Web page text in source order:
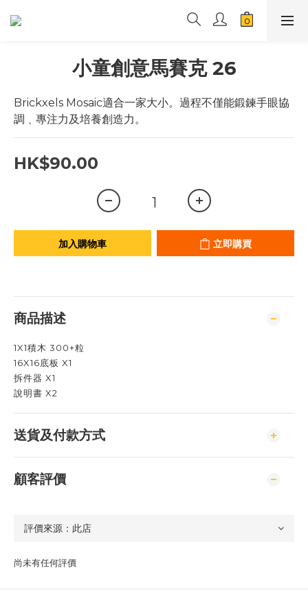
小童創意馬賽克 26
Brickxels Mosaic適合一家大小。過程不僅能鍛鍊手眼協
調﹑專注力及培養創造力。
HK$90.00
加入購物車 立即購買
商品描述
1X1積木 300+粒
16X16底板 X1
拆件器 X1
說明書 X2
送貨及付款方式
顧客評價
尚未有任何評價